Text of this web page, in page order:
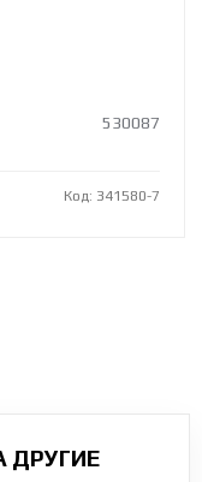
530087
Код: 341580-7
ДРУГИЕ